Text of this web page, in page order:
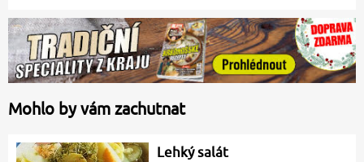
Mohlo by vám zachutnat
Lehký salát